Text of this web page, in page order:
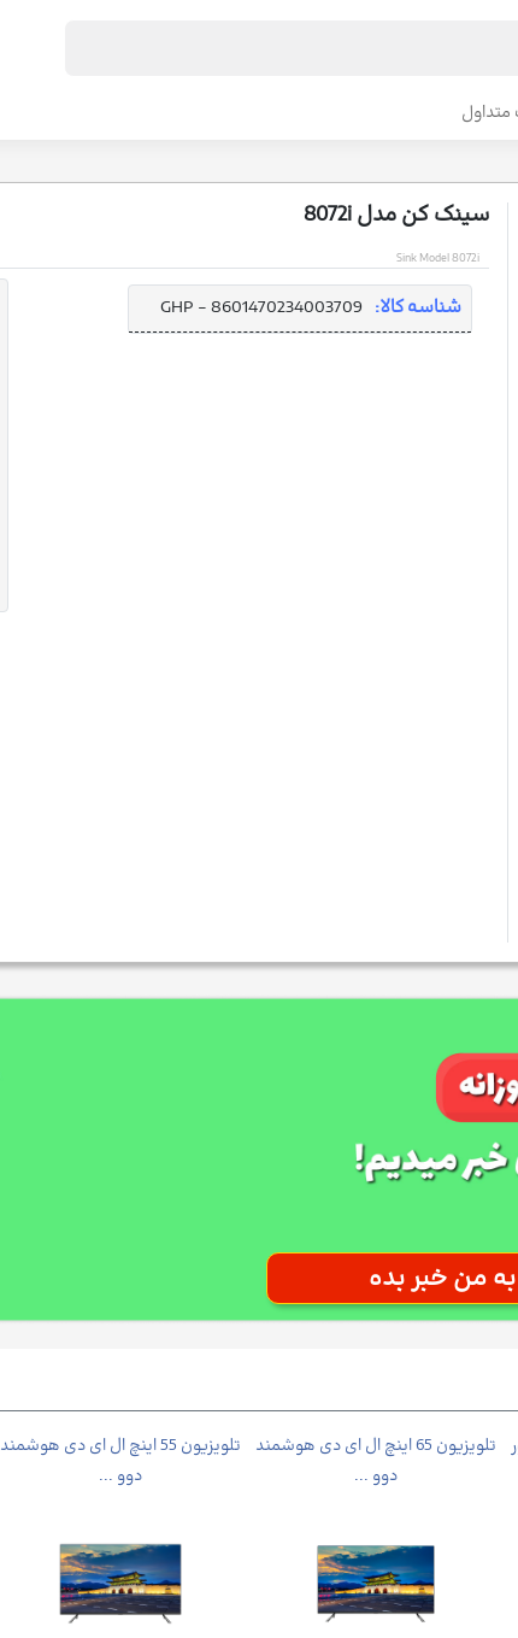
سینک کن مدل 8072i
Sink Model 8072i
شناسه کالا: GHP - 8601470234003709
تلویزیون 55 اینچ ال ای دی هوشمند
دوو ...
تلویزیون 65 اینچ ال ای دی هوشمند
دوو ...
دور